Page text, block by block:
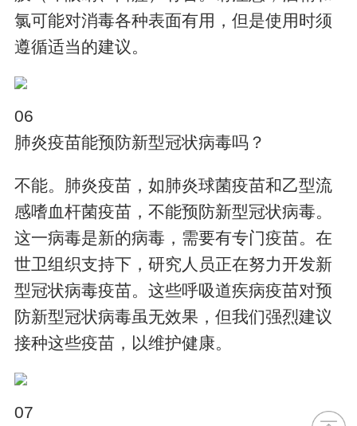
氯可能对消毒各种表面有用，但是使用时须
遵循适当的建议。
06
肺炎疫苗能预防新型冠状病毒吗？
不能。肺炎疫苗，如肺炎球菌疫苗和乙型流
感嗜血杆菌疫苗，不能预防新型冠状病毒。
这一病毒是新的病毒，需要有专门疫苗。在
世卫组织支持下，研究人员正在努力开发新
型冠状病毒疫苗。这些呼吸道疾病疫苗对预
防新型冠状病毒虽无效果，但我们强烈建议
接种这些疫苗，以维护健康。
07